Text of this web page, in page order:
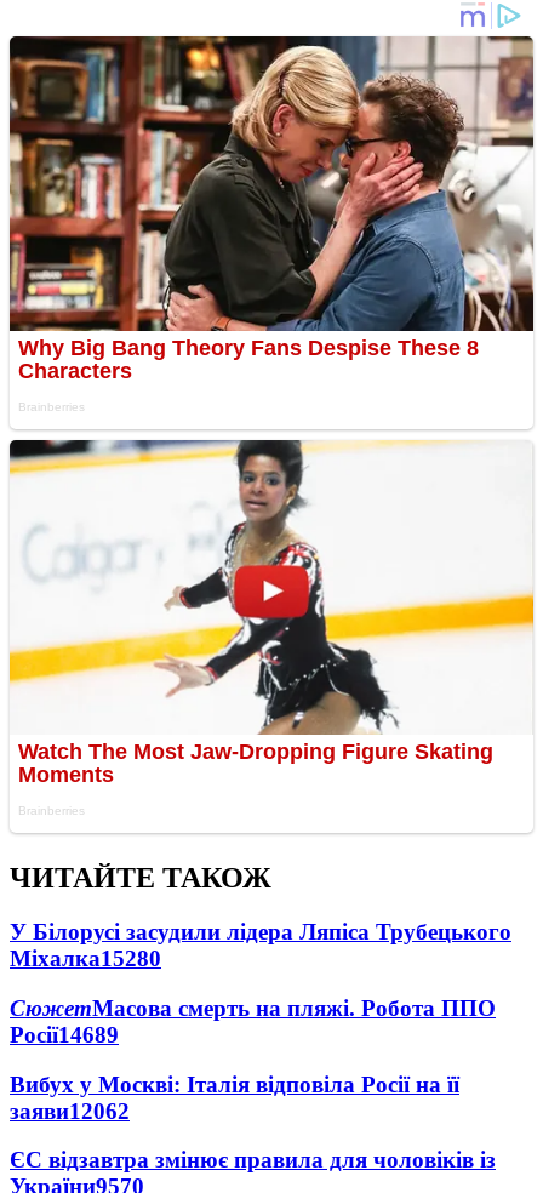
ЧИТАЙТЕ ТАКОЖ
У Білорусі засудили лідера Ляпіса Трубецького
Міхалка15280
СюжетМасова смерть на пляжі. Робота ППО
Росії14689
Вибух у Москві: Італія відповіла Росії на її
заяви12062
ЄС відзавтра змінює правила для чоловіків із
України9570